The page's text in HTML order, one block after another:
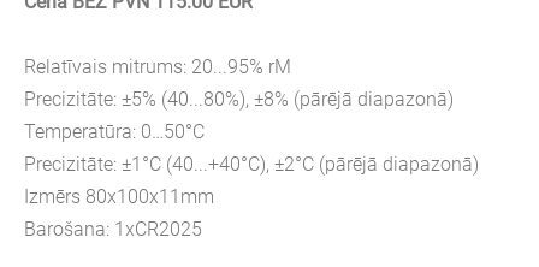
Relatīvais mitrums: 20...95% rM
Precizitāte: ±5% (40...80%), ±8% (pārējā diapazonā)
Temperatūra: 0…50°C
Precizitāte: ±1°C (40...+40°C), ±2°C (pārējā diapazonā)
Izmērs 80x100x11mm
Barošana: 1xCR2025